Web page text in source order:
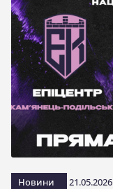
Новини 21.05.2026